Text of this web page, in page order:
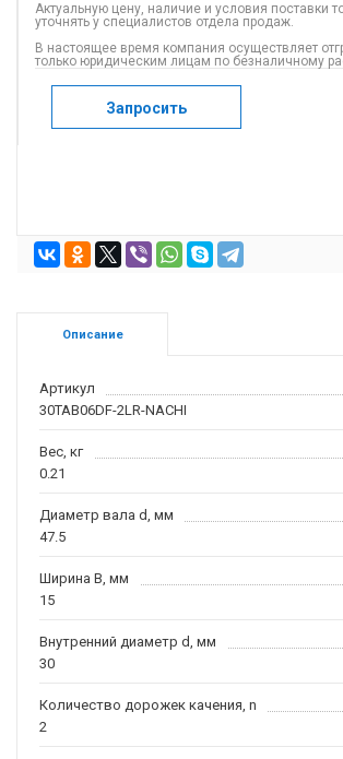
Актуальную цену, наличие и условия поставки
уточнять у специалистов отдела продаж.
В настоящее время компания осуществляет
только юридическим лицам по безналичному
Запросить
Описание
Артикул
30TAB06DF-2LR-NACHI
Вес, кг
0.21
Диаметр вала d, мм
47.5
Ширина B, мм
15
Внутренний диаметр d, мм
30
Количество дорожек качения, n
2